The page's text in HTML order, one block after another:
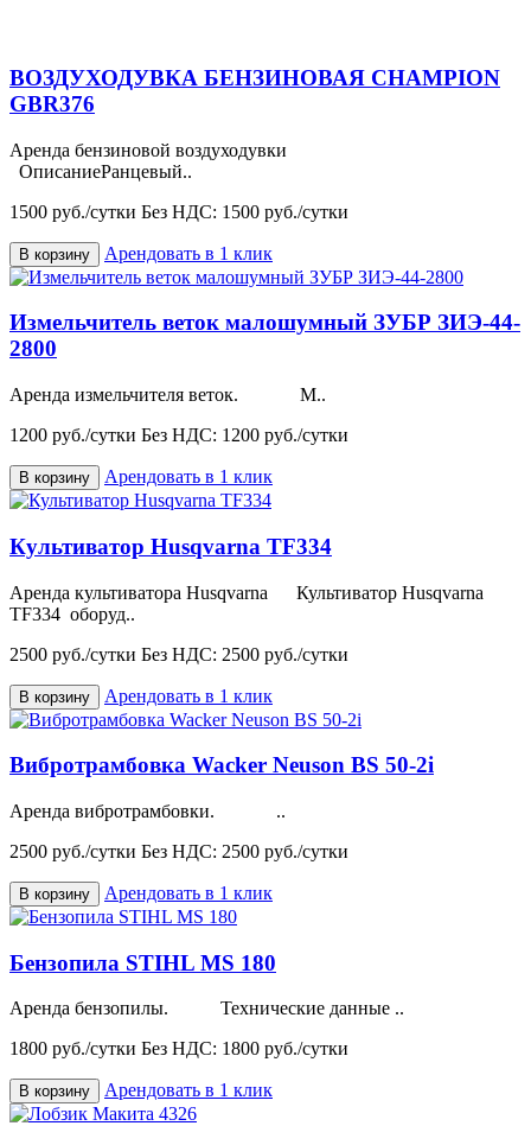
ВОЗДУХОДУВКА БЕНЗИНОВАЯ CHAMPION
GBR376
Аренда бензиновой воздуходувки
ОписаниеРанцевый..
1500 руб./сутки Без НДС: 1500 руб./сутки
В корзину Арендовать в 1 клик
Измельчитель веток малошумный ЗУБР ЗИЭ-44-
2800
Аренда измельчителя веток. М..
1200 руб./сутки Без НДС: 1200 руб./сутки
В корзину Арендовать в 1 клик
Культиватор Husqvarna TF334
Аренда культиватора Husqvarna Культиватор Husqvarna
TF334 оборуд..
2500 руб./сутки Без НДС: 2500 руб./сутки
В корзину Арендовать в 1 клик
Вибротрамбовка Wacker Neuson BS 50-2i
Аренда вибротрамбовки. ..
2500 руб./сутки Без НДС: 2500 руб./сутки
В корзину Арендовать в 1 клик
Бензопила STIHL MS 180
Аренда бензопилы. Технические данные ..
1800 руб./сутки Без НДС: 1800 руб./сутки
В корзину Арендовать в 1 клик